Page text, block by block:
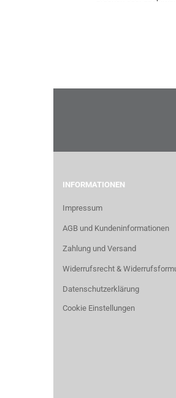
INFORMATIONEN
Impressum
AGB und Kundeninformationen
Zahlung und Versand
Widerrufsrecht &
Datenschutzerklärung
Cookie Einstellungen